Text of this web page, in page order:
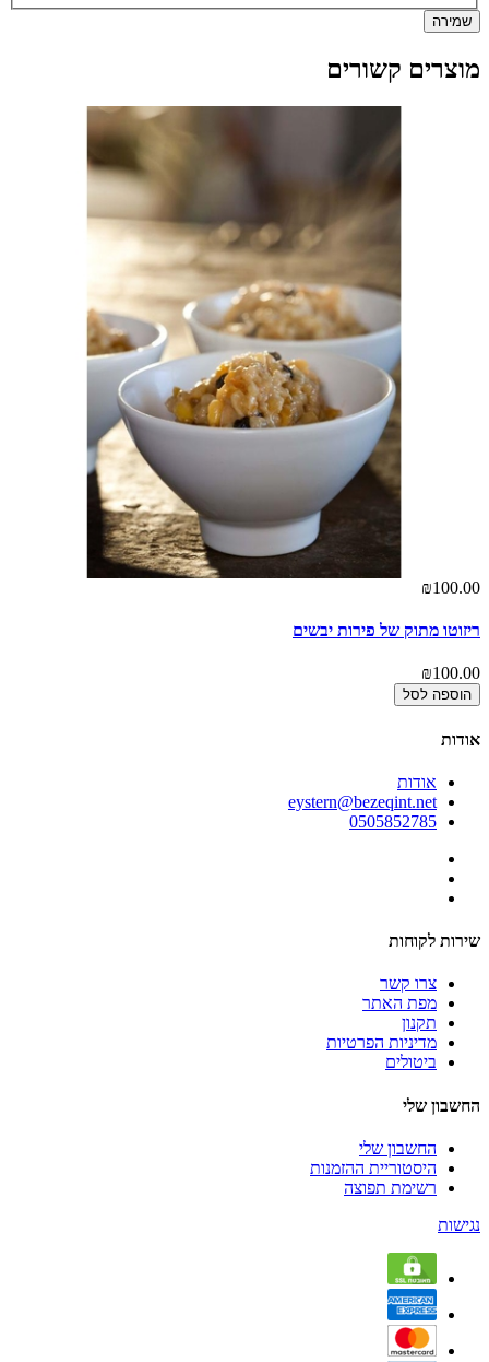
שמירה
מוצרים קשורים
₪100.00
ריזוטו מתוק של פירות יבשים
₪100.00
הוספה לסל
אודות
אודות
eystern@bezeqint.net
0505852785
שירות לקוחות
צרו קשר
מפת האתר
תקנון
מדיניות הפרטיות
ביטולים
החשבון שלי
החשבון שלי
היסטוריית ההזמנות
רשימת תפוצה
נגישות